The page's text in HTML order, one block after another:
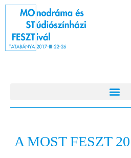
A MOST FESZT